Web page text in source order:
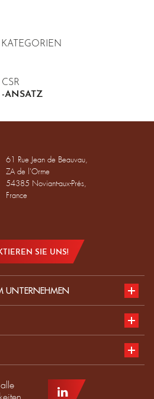
CSR
-ANSATZ
61 Rue Jean de Beauvau,
ZA de l'Orme
54385 Noviant-aux-Prés,
France
SIE UNS!
UNTERNEHMEN